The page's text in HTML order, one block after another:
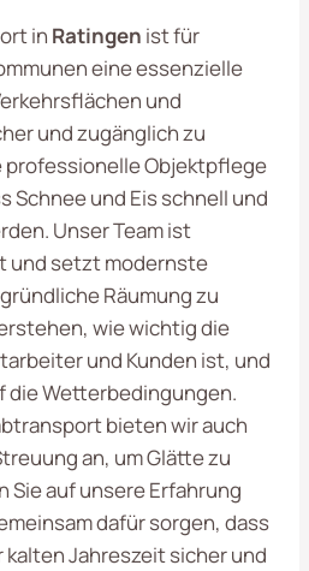
in Ratingen ist für
eine essenzielle
und
und zugänglich zu
professionelle Objektpflege
Schnee und Eis schnell und
Unser Team ist
und setzt modernste
Räumung zu
wie wichtig die
und Kunden ist, und
die Wetterbedingungen.
bieten wir auch
an, um Glätte zu
Sie auf unsere Erfahrung
dafür sorgen, dass
kalten Jahreszeit sicher und